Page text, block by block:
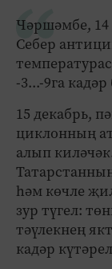
Чәршәмбе, 14
Себер
-3...-9га кадәр
15 декабрь,
циклонның
алып
һәм көчле
зур түгел:
тәүлекнең
кадәр